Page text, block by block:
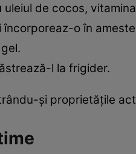
de cocos,
o în
l la frigider.
și proprietățile